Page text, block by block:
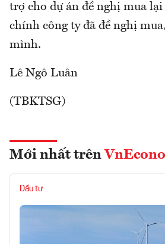
trợ cho dự án đề nghị mua
chính công ty đã đề nghị
mình.
Lê Ngô Luân
(TBKTSG)
Mới nhất trên
Đầu tư